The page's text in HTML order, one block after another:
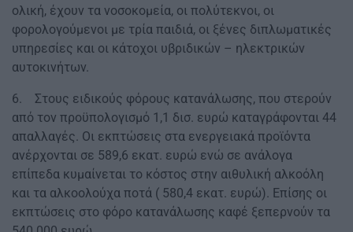
ολική, έχουν τα νοσοκομεία, οι πολύτεκνοι, οι
φορολογούμενοι με τρία παιδιά, οι ξένες διπλωματικές
υπηρεσίες και οι κάτοχοι υβριδικών – ηλεκτρικών
αυτοκινήτων.
6. Στους ειδικούς φόρους κατανάλωσης, που στερούν
από τον προϋπολογισμό 1,1 δισ. ευρώ καταγράφονται 44
απαλλαγές. Οι εκπτώσεις στα ενεργειακά προϊόντα
ανέρχονται σε 589,6 εκατ. ευρώ ενώ σε ανάλογα
επίπεδα κυμαίνεται το κόστος στην αιθυλική αλκοόλη
και τα αλκοολούχα ποτά ( 580,4 εκατ. ευρώ). Επίσης οι
εκπτώσεις στο φόρο κατανάλωσης καφέ ξεπερνούν τα